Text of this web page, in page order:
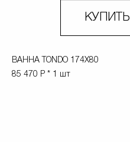
КУПИТЬ
ВАННА TONDO 174X80
85 470 Р * 1 шт